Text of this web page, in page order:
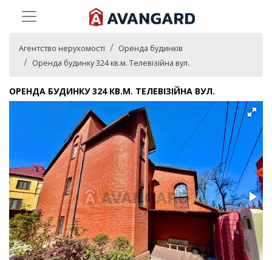
Агентство нерухомості
Оренда будинків
Оренда будинку 324 кв.м. Телевізійна вул.
ОРЕНДА БУДИНКУ 324 КВ.М. ТЕЛЕВІЗІЙНА ВУЛ.